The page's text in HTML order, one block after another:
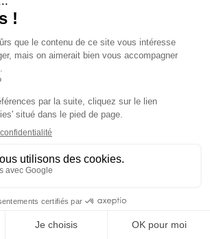
pour raccord rapide 1/2" - CAÏMAN